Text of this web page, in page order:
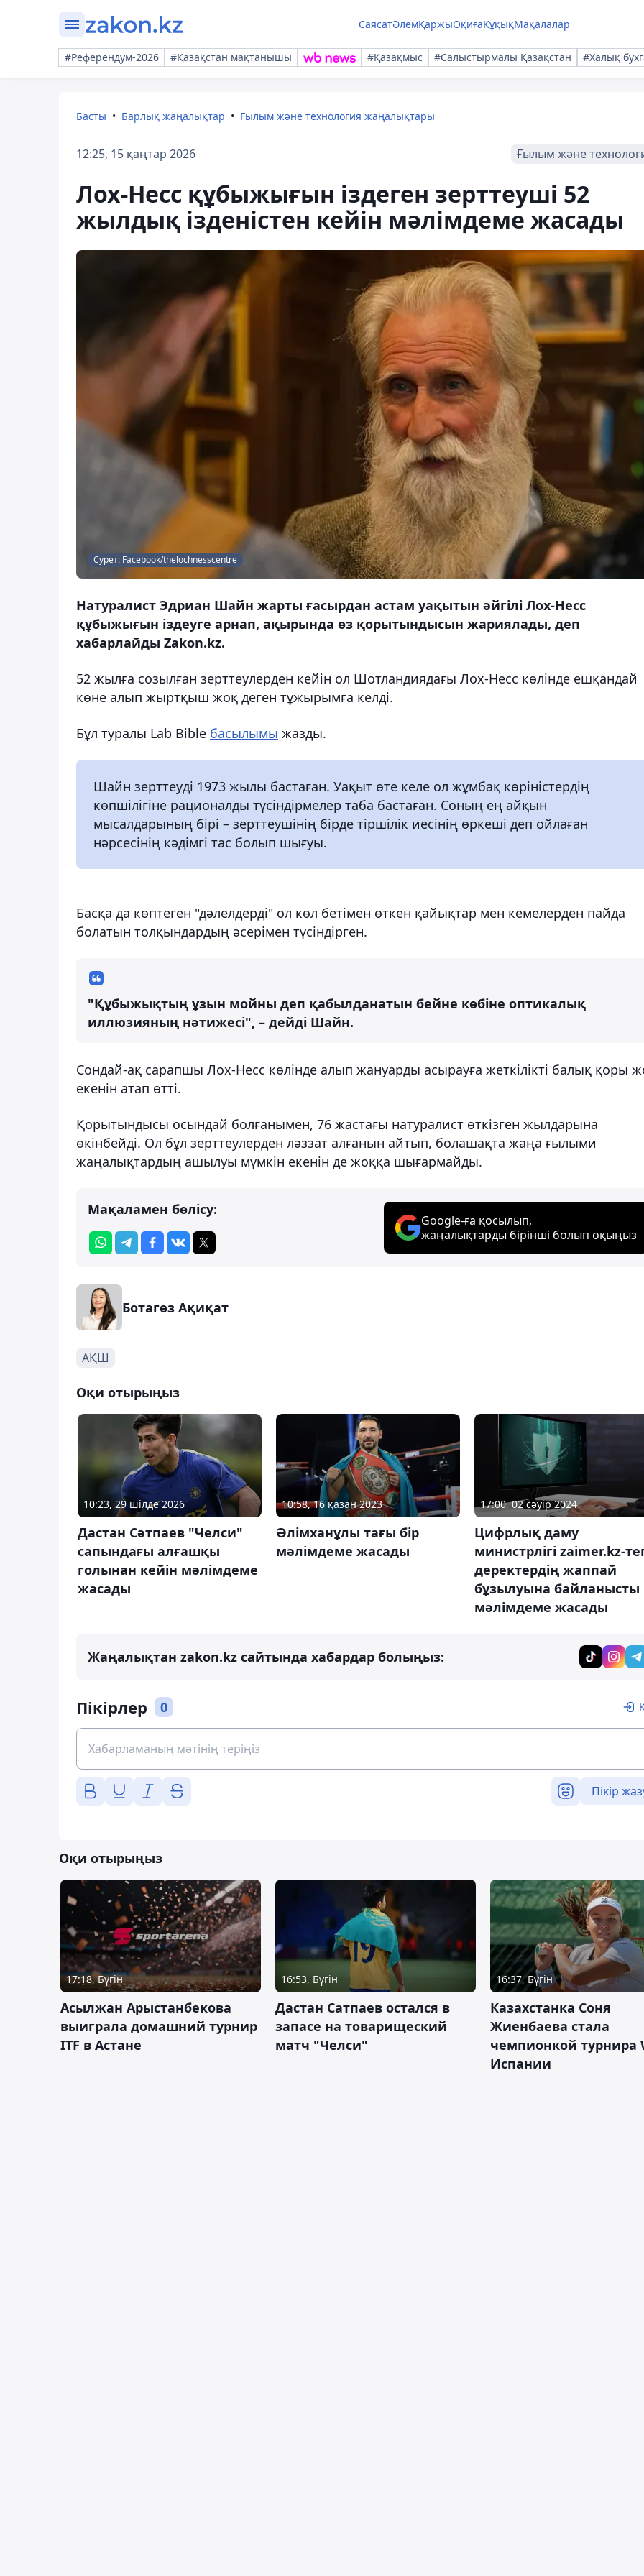
СаясатӘлемҚаржыОқиғаҚұқықМақалалар
#Референдум-2026 #Қазақстан мақтанышы #Қазақмыс #Салыстырмалы Қазақстан #Халық
Басты Барлық жаңалықтар Ғылым және технология жаңалықтары
12:25, 15 қаңтар 2026 Ғылым және
Лох-Несс құбыжығын іздеген зерттеуші 52
жылдық ізденістен кейін мәлімдеме жасады
Сурет: Facebook/thelochnesscentre
Натуралист Эдриан Шайн жарты ғасырдан астам уақытын әйгілі Лох-Несс
құбыжығын іздеуге арнап, ақырында өз қорытындысын жариялады, деп
хабарлайды Zakon.kz.
52 жылға созылған зерттеулерден кейін ол Шотландиядағы Лох-Несс көлінде ешқандай
көне алып жыртқыш жоқ деген тұжырымға келді.
Бұл туралы Lab Bible басылымы жазды.
Шайн зерттеуді 1973 жылы бастаған. Уақыт өте келе ол жұмбақ көріністердің
көпшілігіне рационалды түсіндірмелер таба бастаған. Соның ең айқын
мысалдарының бірі – зерттеушінің бірде тіршілік иесінің өркеші деп ойлаған
нәрсесінің кәдімгі тас болып шығуы.
Басқа да көптеген "дәлелдерді" ол көл бетімен өткен қайықтар мен кемелерден пайда
болатын толқындардың әсерімен түсіндірген.
"Құбыжықтың ұзын мойны деп қабылданатын бейне көбіне оптикалық
иллюзияның нәтижесі", – дейді Шайн.
Сондай-ақ сарапшы Лох-Несс көлінде алып жануарды асырауға жеткілікті балық қоры
екенін атап өтті.
Қорытындысы осындай болғанымен, 76 жастағы натуралист өткізген жылдарына
өкінбейді. Ол бұл зерттеулерден ләззат алғанын айтып, болашақта жаңа ғылыми
жаңалықтардың ашылуы мүмкін екенін де жоққа шығармайды.
Мақаламен бөлісу:
Google-ға қосылып,
жаңалықтарды бірінші болып оқыңыз
Ботагөз Ақиқат
АҚШ
Оқи отырыңыз
10:23, 29 шілде 2026
Дастан Сәтпаев "Челси"
сапындағы алғашқы
голынан кейін мәлімдеме
жасады
10:58, 16 қазан 2023
Әлімханұлы тағы бір
мәлімдеме жасады
17:00, 02 сәуір 2024
Цифрлық даму
министрлігі zaimer.kz-
деректердің жаппай
бұзылуына байланысты
мәлімдеме жасады
Жаңалықтан zakon.kz сайтында хабардар болыңыз:
Пікірлер 0
Пікір
Оқи отырыңыз
17:18, Бүгін
Асылжан Арыстанбекова
выиграла домашний турнир
ITF в Астане
16:53, Бүгін
Дастан Сатпаев остался в
запасе на товарищеский
матч "Челси"
16:37, Бүгін
Казахстанка Соня
Жиенбаева стала
чемпионкой турнира
Испании